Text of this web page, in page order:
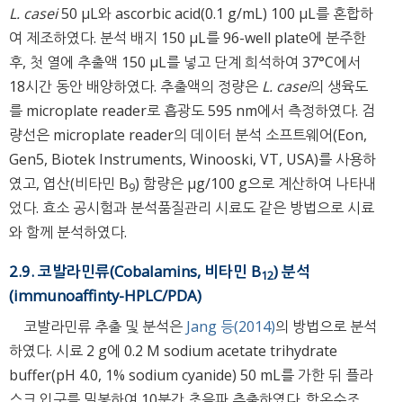
L. casei50 μL와 ascorbic acid(0.1 g/mL) 100 μL를 혼합하
여 제조하였다. 분석 배지 150 μL를 96-well plate에 분주한
후, 첫 열에 추출액 150 μL를 넣고 단계 희석하여 37°C에서
18시간 동안 배양하였다. 추출액의 정량은 L. casei의 생육도
를 microplate reader로 흡광도 595 nm에서 측정하였다. 검
량선은 microplate reader의 데이터 분석 소프트웨어(Eon,
Gen5, Biotek Instruments, Winooski, VT, USA)를 사용하
였고, 엽산(비타민 B9) 함량은 μg/100 g으로 계산하여 나타내
었다. 효소 공시험과 분석품질관리 시료도 같은 방법으로 시료
와 함께 분석하였다.
2.9. 코발라민류(Cobalamins, 비타민 B12) 분석
(immunoaffinty-HPLC/PDA)
코발라민류 추출 및 분석은 Jang 등(2014)의 방법으로 분석
하였다. 시료 2 g에 0.2 M sodium acetate trihydrate
buffer(pH 4.0, 1% sodium cyanide) 50 mL를 가한 뒤 플라